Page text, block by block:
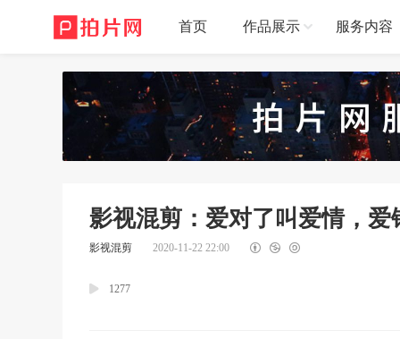
首页 作品展示 服务内容
影视混剪：爱对了叫爱情，爱
影视混剪 2020-11-22 22:00
1277